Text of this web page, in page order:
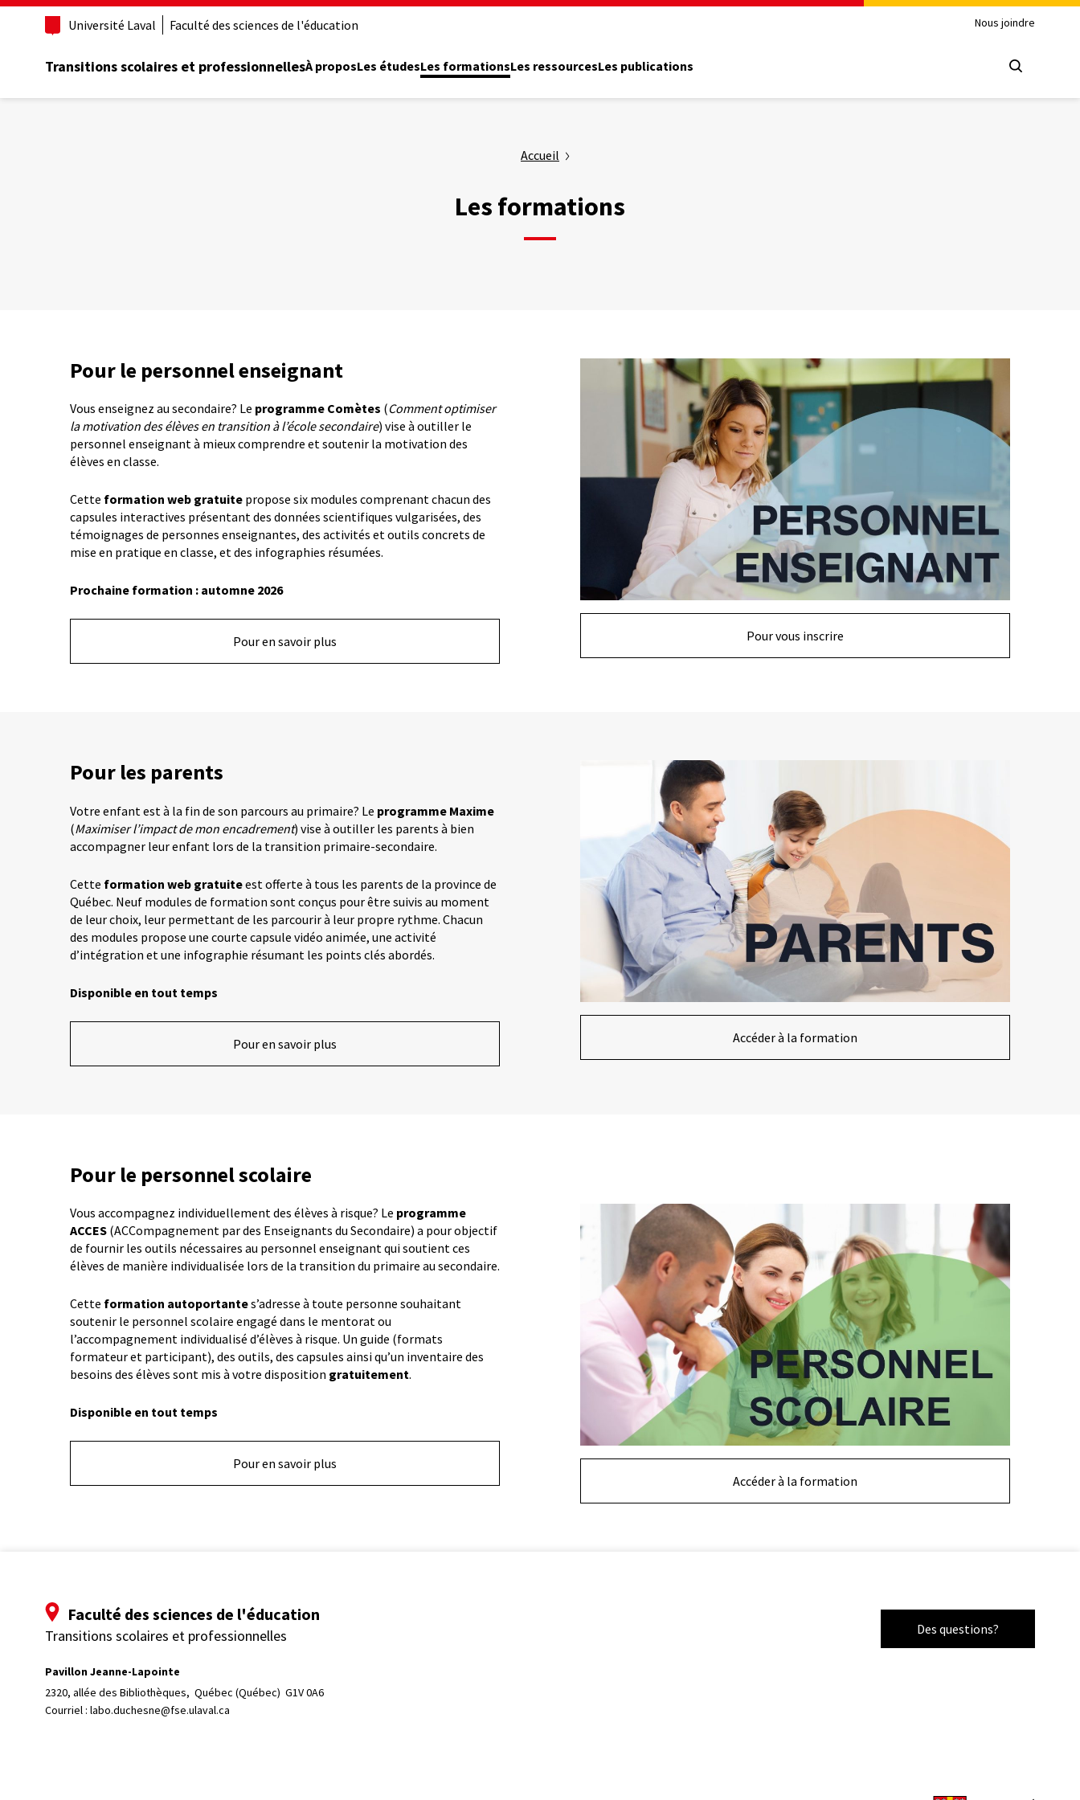
Aller
principal
Université Laval Faculté des sciences de l'éducation Nous joindre
Transitions scolaires et professionnellesÀ proposLes étudesLes formationsLes ressourcesLes publications
Accueil
Les formations
Pour le personnel enseignant
Vous enseignez au secondaire? Le programme Comètes (Comment optimiser
la motivation des élèves en transition à l’école secondaire) vise à outiller le
personnel enseignant à mieux comprendre et soutenir la motivation des
élèves en classe.
Cette formation web gratuite propose six modules comprenant chacun des
capsules interactives présentant des données scientifiques vulgarisées, des
témoignages de personnes enseignantes, des activités et outils concrets de
mise en pratique en classe, et des infographies résumées.
Prochaine formation : automne 2026
Pour en savoir plus Pour vous inscrire
Pour les parents
Votre enfant est à la fin de son parcours au primaire? Le programme Maxime
(Maximiser l’impact de mon encadrement) vise à outiller les parents à bien
accompagner leur enfant lors de la transition primaire-secondaire.
Cette formation web gratuiteest offerte à tous les parents de la province de
Québec. Neuf modules de formation sont conçus pour être suivis au moment
de leur choix, leur permettant de les parcourir à leur propre rythme. Chacun
des modules propose une courte capsule vidéo animée, une activité
d’intégration et une infographie résumant les points clés abordés.
Disponible en tout temps
Pour en savoir plus Accéder à la formation
Pour le personnel scolaire
Vous accompagnez individuellement des élèves à risque? Le programme
ACCES (ACCompagnement par des Enseignants du Secondaire) a pour objectif
de fournir les outils nécessaires au personnel enseignant qui soutient ces
élèves de manière individualisée lors de la transition du primaire au secondaire.
Cette formation autoportantes’adresse à toute personne souhaitant
soutenir le personnel scolaire engagé dans le mentorat ou
l’accompagnement individualisé d’élèves à risque. Un guide (formats
formateur et participant), des outils, des capsules ainsi qu’un inventaire des
besoins des élèves sont mis à votre disposition gratuitement.
Disponible en tout temps
Pour en savoir plus
Accéder à la formation
Faculté des sciences de l'éducation
Transitions scolaires et professionnelles
Pavillon Jeanne-Lapointe
2320, allée des Bibliothèques, Québec (Québec)  G1V 0A6
Courriel : labo.duchesne@fse.ulaval.ca
Des questions?